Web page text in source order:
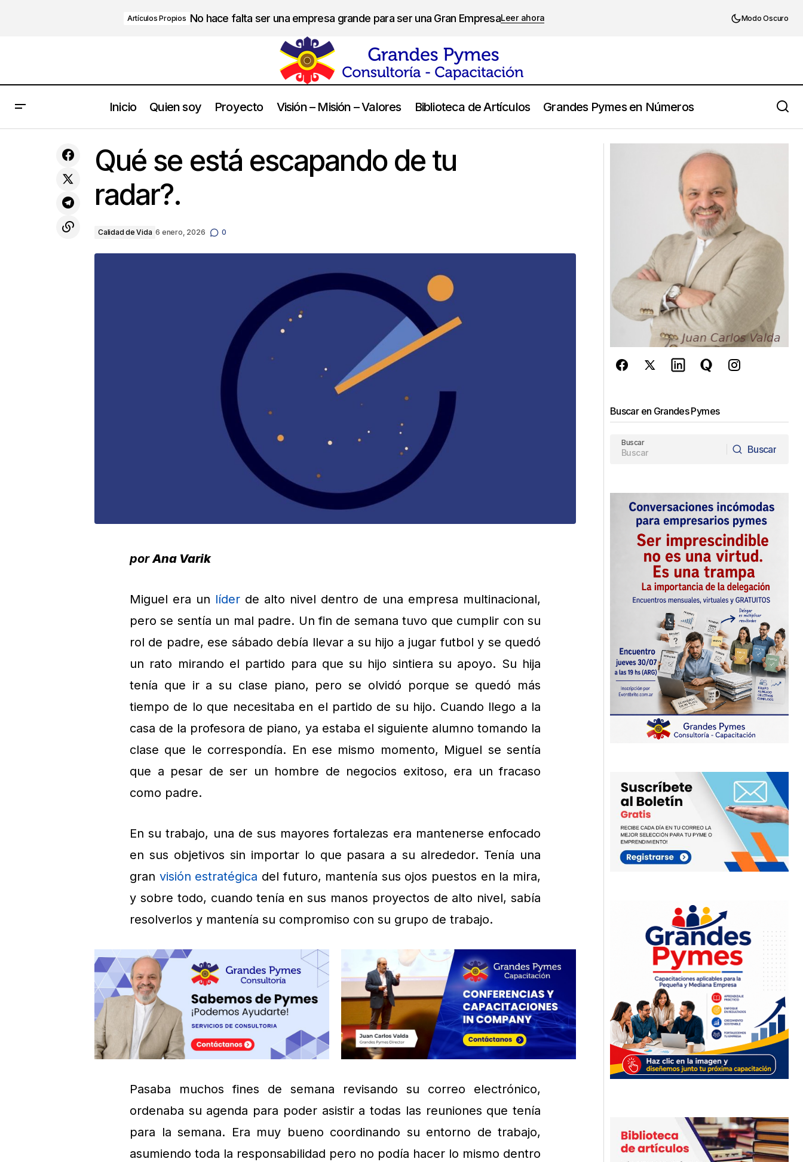
Artículos Propios No hace falta ser una empresa grande para ser una Gran EmpresaLeer ahora Modo Oscuro
Inicio Quien soy Proyecto Visión – Misión – Valores Biblioteca de Artículos Grandes Pymes en Números
de un verdadero plan comercial?
Qué se está escapando de tu radar?.
Qué se está escapando de tu
radar?.
Calidad de Vida 6 enero, 2026 0
porAna Varik
Miguel era un líder de alto nivel dentro de una empresa multinacional,
pero se sentía un mal padre. Un fin de semana tuvo que cumplir con su
rol de padre, ese sábado debía llevar a su hijo a jugar futbol y se quedó
un rato mirando el partido para que su hijo sintiera su apoyo. Su hija
tenía que ir a su clase piano, pero se olvidó porque se quedó más
tiempo de lo que necesitaba en el partido de su hijo. Cuando llego a la
casa de la profesora de piano, ya estaba el siguiente alumno tomando la
clase que le correspondía. En ese mismo momento, Miguel se sentía
que a pesar de ser un hombre de negocios exitoso, era un fracaso
como padre.
En su trabajo, una de sus mayores fortalezas era mantenerse enfocado
en sus objetivos sin importar lo que pasara a su alrededor. Tenía una
gran visión estratégica del futuro, mantenía sus ojos puestos en la mira,
y sobre todo, cuando tenía en sus manos proyectos de alto nivel, sabía
resolverlos y mantenía su compromiso con su grupo de trabajo.
Pasaba muchos fines de semana revisando su correo electrónico,
ordenaba su agenda para poder asistir a todas las reuniones que tenía
para la semana. Era muy bueno coordinando su entorno de trabajo,
asumiendo toda la responsabilidad pero no podía hacer lo mismo dentro
Buscar en Grandes Pymes
Buscar
Buscar